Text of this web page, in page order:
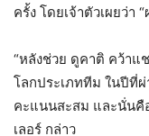
ครั้ง โดยเจ้าตัวเผยว่า
“หลังช่วย ดูคาติ คว้าแ
โลกประเภททีม ในปีที่
คะแนนสะสม และนั่นคื
เลอร์ กล่าว